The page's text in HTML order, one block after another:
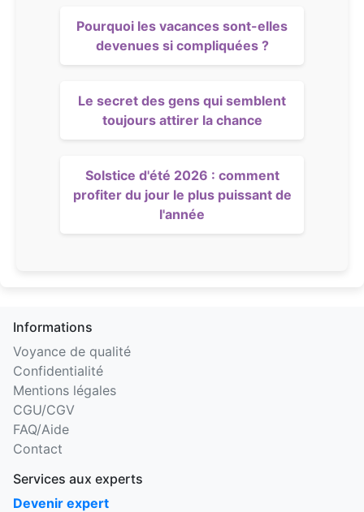
Pourquoi les vacances sont-elles
devenues si compliquées ?
Le secret des gens qui semblent
toujours attirer la chance
Solstice d'été 2026 : comment
profiter du jour le plus puissant de
l'année
Informations
Voyance de qualité
Confidentialité
Mentions légales
CGU/CGV
FAQ/Aide
Contact
Services aux experts
Devenir expert